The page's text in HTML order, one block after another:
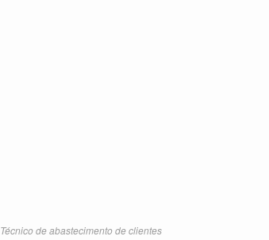
Técnico de abastecimento de clientes